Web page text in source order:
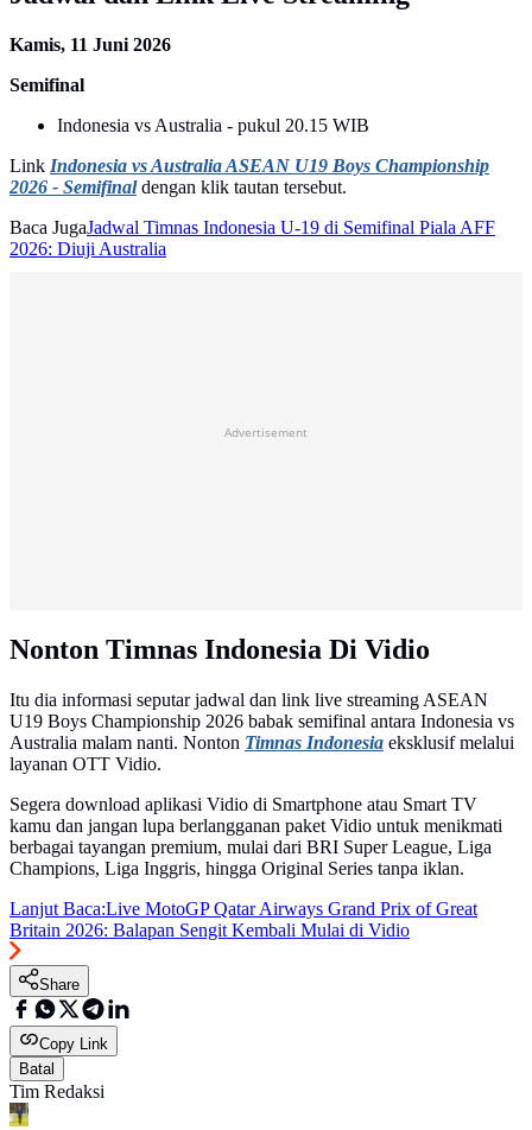
Kamis, 11 Juni 2026
Semifinal
Indonesia vs Australia - pukul 20.15 WIB
Link Indonesia vs Australia ASEAN U19 Boys Championship
2026 - Semifinaldengan klik tautan tersebut.
Baca JugaJadwal Timnas Indonesia U-19 di Semifinal Piala AFF
2026: Diuji Australia
Advertisement
Nonton Timnas Indonesia Di Vidio
Itu dia informasi seputar jadwal dan link live streaming ASEAN
U19 Boys Championship 2026 babak semifinal antara Indonesia vs
Australia malam nanti. Nonton Timnas Indonesia eksklusif melalui
layanan OTT Vidio.
Segera download aplikasi Vidio di Smartphone atau Smart TV
kamu dan jangan lupa berlangganan paket Vidio untuk menikmati
berbagai tayangan premium, mulai dari BRI Super League, Liga
Champions, Liga Inggris, hingga Original Series tanpa iklan.
Lanjut Baca:Live MotoGP Qatar Airways Grand Prix of Great
Britain 2026: Balapan Sengit Kembali Mulai di Vidio
Share
Copy Link
Batal
Tim Redaksi